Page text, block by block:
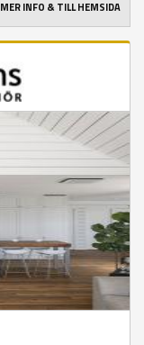
MER INFO & TILL HEMSIDA